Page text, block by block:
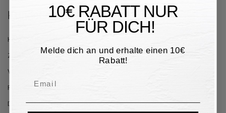
Kundenservice
Hilfe und Kontakte
Zahlung
Versand und Lieferung
Rücksendung und Rückerstattung
Datenschutz-Bestimmungen
10€ RABATT NUR
FÜR DICH!
Melde dich an und erhalte einen 10€
Rabatt!